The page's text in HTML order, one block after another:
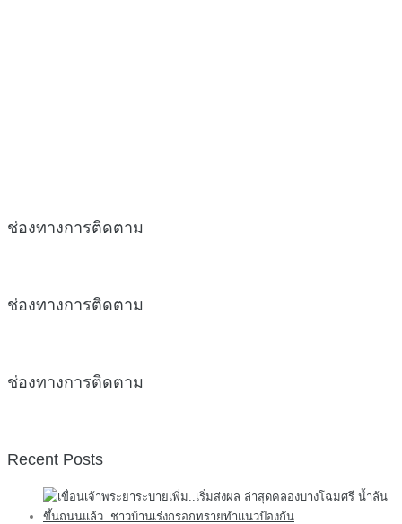
ช่องทางการติดตาม
ช่องทางการติดตาม
ช่องทางการติดตาม
Recent Posts